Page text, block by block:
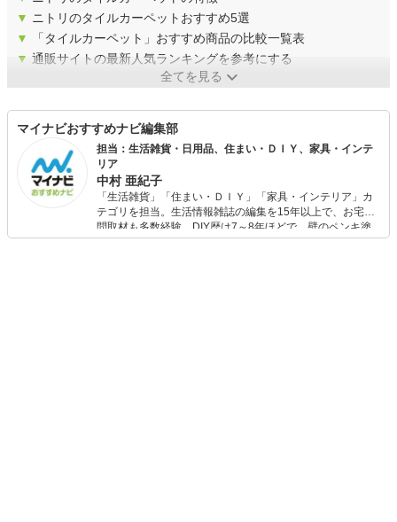
▼ ニトリのタイルカーペットおすすめ5選
▼
「タイルカーペット」おすすめ商品の比較一覧表
▼ 通販サイトの最新人気ランキングを参考にする
全てを見る
マイナビおすすめナビ編集部
担当：生活雑貨・日用品、住まい・ＤＩＹ、家具・インテ
リア
中村 亜紀子
「生活雑貨」「住まい・ＤＩＹ」「家具・インテリア」カ
テゴリを担当。生活情報雑誌の編集を15年以上で、お宅訪
問取材も多数経験。DIY歴は7～8年ほどで、壁のペンキ塗
りや壁紙チェンジなどもチャレンジ済み。初心者でもモノ